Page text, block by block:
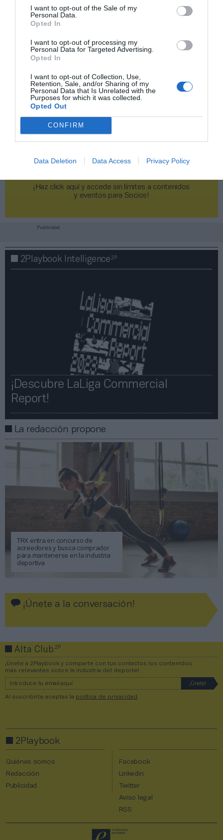
I want to opt-out of the Sale of my
Personal Data.
Opted In
I want to opt-out of processing my
Personal Data for Targeted Advertising.
Opted In
I want to opt-out of Collection, Use,
Retention, Sale, and/or Sharing of my
Personal Data that Is Unrelated with the
Purposes for which it was collected.
Opted Out
CONFIRM
Data Deletion Data Access Privacy Policy
2Playbook Club
¡Haz click aquí y accede sin límites a contenidos
y eventos para Socios!​​​​​​​
Publicidad
2Playbook Intelligence2P
¡Descubre LaLiga Commercial
Report!​​
La redacción propone
TRX entra en concurso de
acreedores y busca comprador
para mantenerse en la industria
deportiva
¡Únete a la conversación!
Alta Club2P
¡Únete a 2Playbook y comparte con tus contactos los contenidos
más relevantes sobre la industria del deporte!
Al suscribirte aceptas la política de privacidad
2Playbook
Quiénes somos
Redacción
Publicidad
Facebook
Linkedin
Twitter
Aviso legal
RSS